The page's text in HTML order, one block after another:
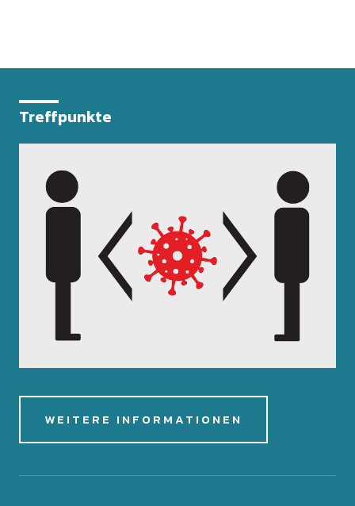
Treffpunkte
WEITERE INFORMATIONEN